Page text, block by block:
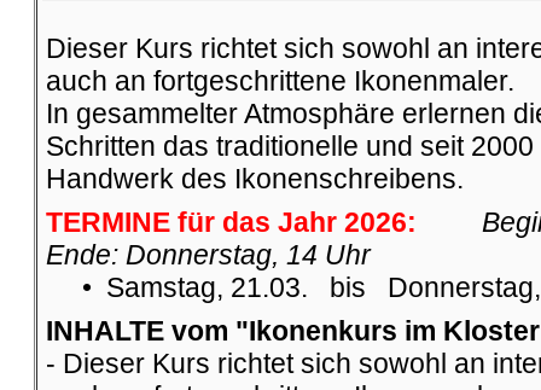
Dieser Kurs richtet sich sowohl an
auch an fortgeschrittene Ikonenmaler.
In gesammelter Atmosphäre erlernen
Schritten das traditionelle und seit
Handwerk des Ikonenschreibens.
TERMINE für das Jahr 2026:
Ende: Donnerstag, 14 Uhr
• Samstag, 21.03. bis Donnerstag,
INHALTE vom "Ikonenkurs im
- Dieser Kurs richtet sich sowohl an